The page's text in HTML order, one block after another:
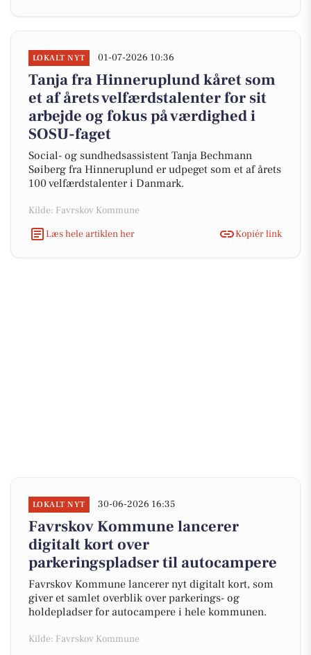
LOKALT NYT 01-07-2026 10:36
Tanja fra Hinneruplund kåret som
et af årets velfærdstalenter for sit
arbejde og fokus på værdighed i
SOSU-faget
Social- og sundhedsassistent Tanja Bechmann
Søiberg fra Hinneruplund er udpeget som et af årets
100 velfærdstalenter i Danmark.
Kilde: Favrskov Kommune
Læs hele artiklen her
Kopiér link
LOKALT NYT 30-06-2026 16:35
Favrskov Kommune lancerer
digitalt kort over
parkeringspladser til autocampere
Favrskov Kommune lancerer nyt digitalt kort, som
giver et samlet overblik over parkerings- og
holdepladser for autocampere i hele kommunen.
Kilde: Favrskov Kommune